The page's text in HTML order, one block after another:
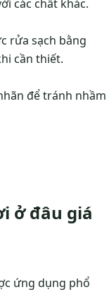
các chất khác.
rửa sạch bằng
cần thiết.
để tránh nhầm
ở đâu giá
ứng dụng phổ